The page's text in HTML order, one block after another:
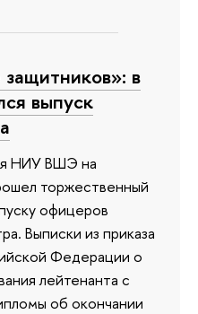
в
выпуск
НИУ ВШЭ на
торжественный
офицеров
Выписки из приказа
Федерации о
лейтенанта с
об окончании